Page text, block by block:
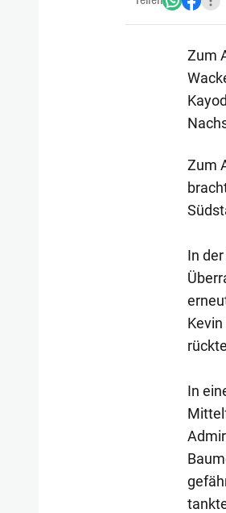
Zum
Zum
In
In